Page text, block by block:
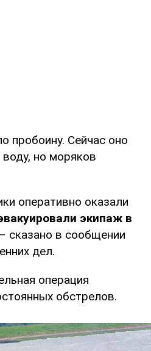
пробоину. Сейчас оно
но моряков
оперативно оказали
экипаж в
сказано в сообщении
дел.
операция
обстрелов.